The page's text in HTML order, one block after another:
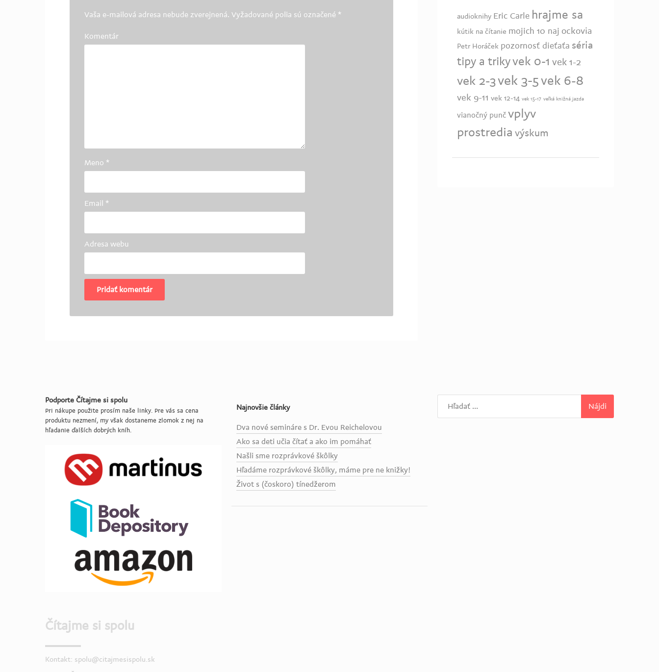
Vaša e-mailová adresa nebude zverejnená. Vyžadované polia sú označené *
Komentár
Meno *
Email *
Adresa webu
audioknihy Eric Carle hrajme sa
kútik na čítanie mojich 10 naj ockovia
Petr Horáček pozornosť dieťaťa séria
tipy a trikyvek 0-1 vek 1-2
vek 2-3vek 3-5vek 6-8
vek 9-11 vek 12-14 vek 15-17 veľká knižná jazda
vianočný punčvplyv
prostredia výskum
Podporte Čítajme si spolu
Pri nákupe použite prosím naše linky. Pre vás sa cena
produktu nezmení, my však dostaneme zlomok z nej na
hľadanie ďalších dobrých kníh.
Najnovšie články
Dva nové semináre s Dr. Evou Reichelovou
Ako sa deti učia čítať a ako im pomáhať
Našli sme rozprávkové škôlky
Hľadáme rozprávkové škôlky, máme pre ne knižky!
Život s (čoskoro) tínedžerom
Čítajme si spolu
Kontakt: spolu@citajmesispolu.sk